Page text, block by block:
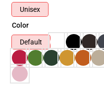
Unisex
Color
Default